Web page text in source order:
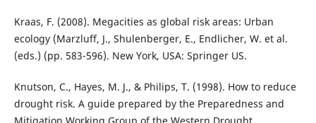
Kraas, F. (2008). Megacities as global risk areas: Urban
ecology (Marzluff, J., Shulenberger, E., Endlicher, W. et al.
(eds.) (pp. 583-596). New York, USA: Springer US.
Knutson, C., Hayes, M. J., & Philips, T. (1998). How to reduce
drought risk. A guide prepared by the Preparedness and